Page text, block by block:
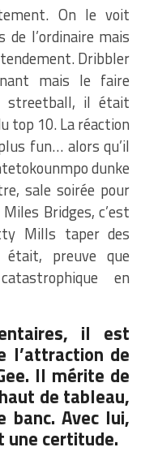
On le voit
l’ordinaire mais
Dribbler
mais le faire
streetball, il était
top 10. La réaction
fun… alors qu’il
dunke
sale soirée pour
Bridges, c’est
Mills taper des
preuve que
en
il est
l’attraction de
Il mérite de
de tableau,
Avec lui,
une certitude.